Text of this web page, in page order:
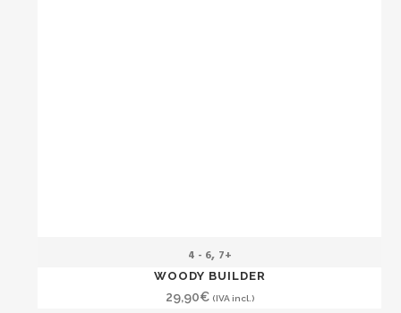
4 - 6, 7+
WOODY BUILDER
29,90€ (IVA incl.)